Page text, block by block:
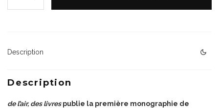
Almudena
Description
Description
de l’air, des livrespublie la première monographie de